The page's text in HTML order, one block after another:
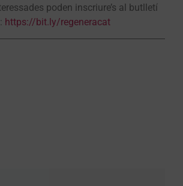
poden inscriure’s al butlletí
https://bit.ly/regeneracat